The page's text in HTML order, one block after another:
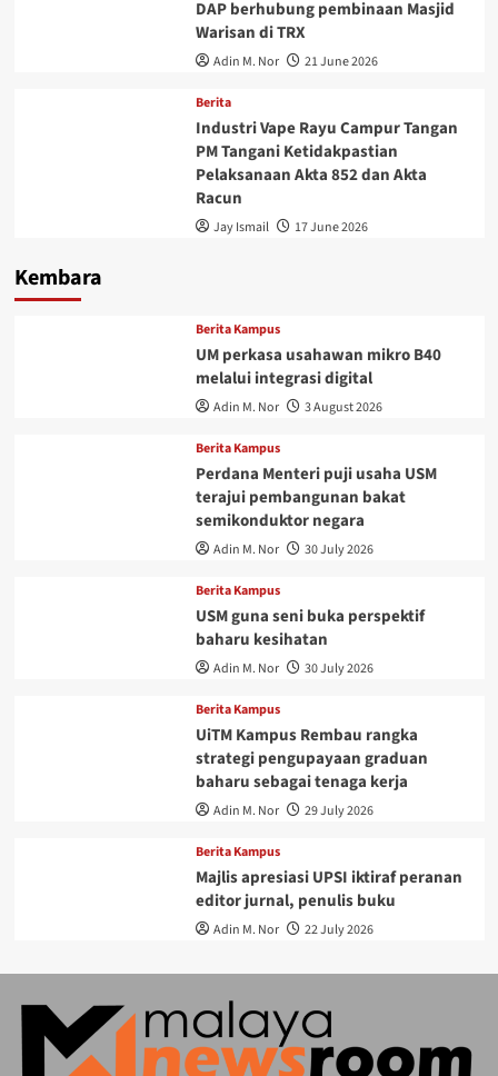
DAP berhubung pembinaan Masjid
Warisan di TRX
Adin M. Nor 21 June 2026
Berita
Industri Vape Rayu Campur Tangan
PM Tangani Ketidakpastian
Pelaksanaan Akta 852 dan Akta
Racun
Jay Ismail 17 June 2026
Kembara
Berita Kampus
UM perkasa usahawan mikro B40
melalui integrasi digital
Adin M. Nor 3 August 2026
Berita Kampus
Perdana Menteri puji usaha USM
terajui pembangunan bakat
semikonduktor negara
Adin M. Nor 30 July 2026
Berita Kampus
USM guna seni buka perspektif
baharu kesihatan
Adin M. Nor 30 July 2026
Berita Kampus
UiTM Kampus Rembau rangka
strategi pengupayaan graduan
baharu sebagai tenaga kerja
Adin M. Nor 29 July 2026
Berita Kampus
Majlis apresiasi UPSI iktiraf peranan
editor jurnal, penulis buku
Adin M. Nor 22 July 2026